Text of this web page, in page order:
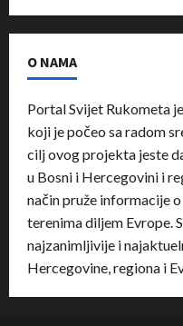
O NAMA
Portal Svijet Rukometa
koji je počeo sa radom
cilj ovog projekta jeste
u Bosni i Hercegovini i
način pruže informacije
terenima diljem Evrope.
najzanimljivije i
Hercegovine, regiona i